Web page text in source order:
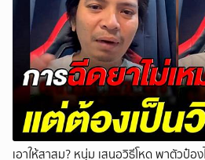
เอาให้สาสม? หนุ่ม เสนอวิธีโหด พาตัวป๋อง